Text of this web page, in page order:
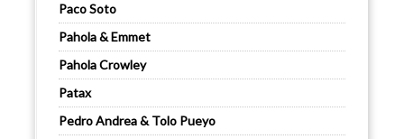
Paco Soto
Pahola & Emmet
Pahola Crowley
Patax
Pedro Andrea & Tolo Pueyo